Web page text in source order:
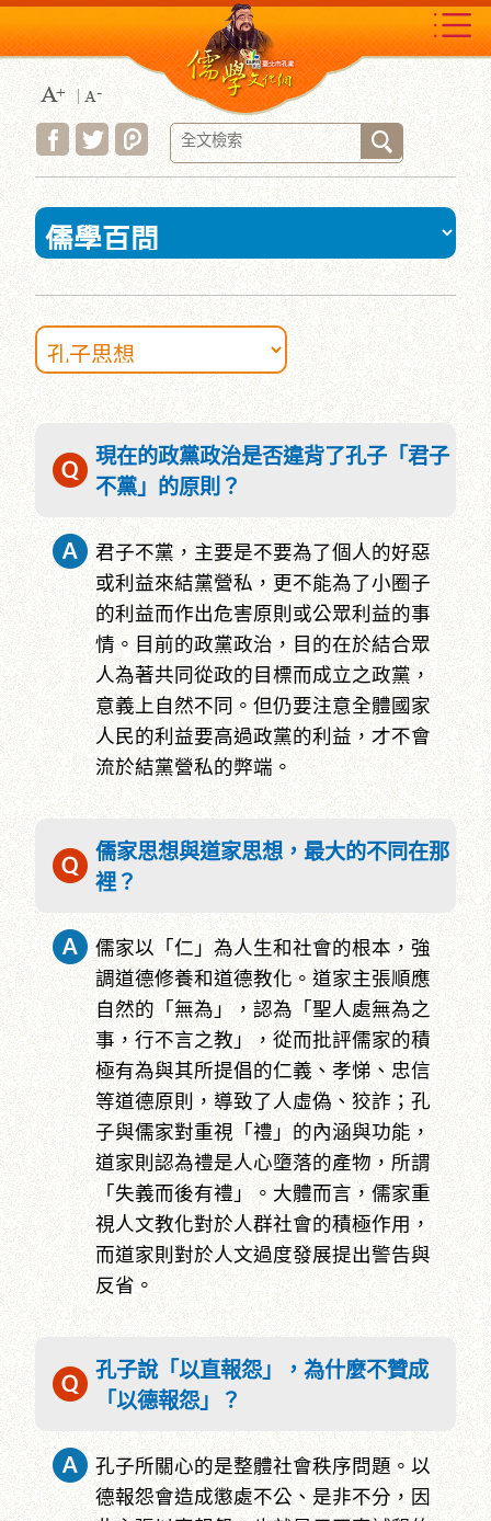
到
主
要
內
容
區
塊
:::
現在的政黨政治是否違背了孔子「君子
不黨」的原則？
君子不黨，主要是不要為了個人的好惡
或利益來結黨營私，更不能為了小圈子
的利益而作出危害原則或公眾利益的事
情。目前的政黨政治，目的在於結合眾
人為著共同從政的目標而成立之政黨，
意義上自然不同。但仍要注意全體國家
人民的利益要高過政黨的利益，才不會
流於結黨營私的弊端。
儒家思想與道家思想，最大的不同在那
裡？
儒家以「仁」為人生和社會的根本，強
調道德修養和道德教化。道家主張順應
自然的「無為」，認為「聖人處無為之
事，行不言之教」，從而批評儒家的積
極有為與其所提倡的仁義、孝悌、忠信
等道德原則，導致了人虛偽、狡詐；孔
子與儒家對重視「禮」的內涵與功能，
道家則認為禮是人心墮落的產物，所謂
「失義而後有禮」。大體而言，儒家重
視人文教化對於人群社會的積極作用，
而道家則對於人文過度發展提出警告與
反省。
孔子說「以直報怨」，為什麼不贊成
「以德報怨」？
孔子所關心的是整體社會秩序問題。以
德報怨會造成懲處不公、是非不分，因